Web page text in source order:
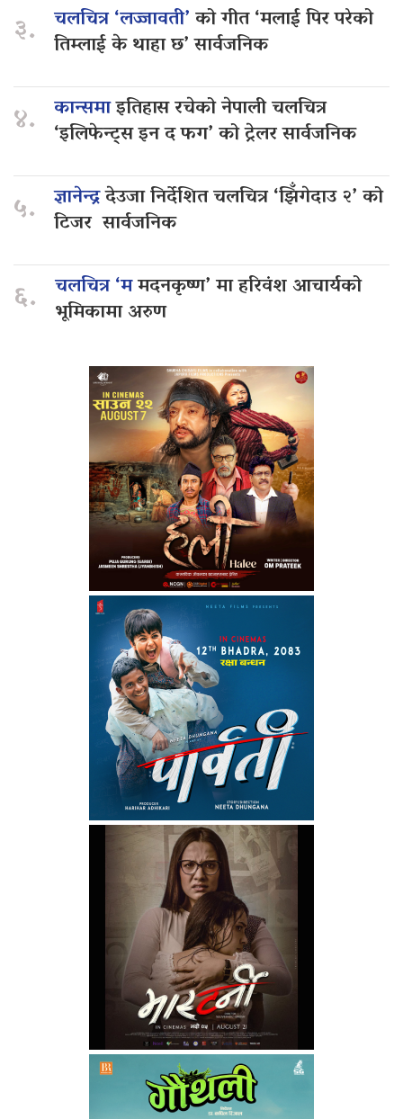
३. चलचित्र ‘लज्जावती’को गीत ‘मलाई पिर परेको
तिम्लाई के थाहा छ’ सार्वजनिक
४. कान्समाइतिहास रचेको नेपाली चलचित्र
‘इलिफेन्ट्स इन द फग’ को ट्रेलर सार्वजनिक
५. ज्ञानेन्द्रदेउजा निर्देशित चलचित्र ‘झिँगेदाउ २’ को
टिजर सार्वजनिक
६. चलचित्र ‘ममदनकृष्ण’ मा हरिवंश आचार्यको
भूमिकामा अरुण